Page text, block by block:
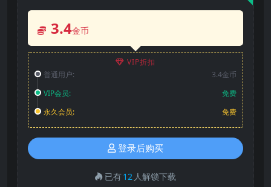
3.4金币
VIP折扣
普通用户:
3.4金币
VIP会员:
免费
永久会员:
免费
登录后购买
已有12 人解锁下载